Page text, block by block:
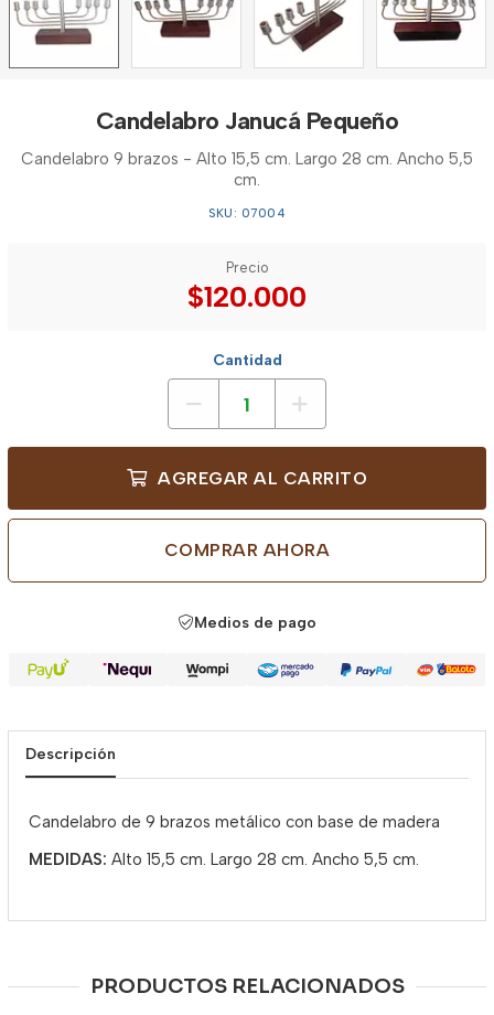
Candelabro Janucá Pequeño
Candelabro 9 brazos - Alto 15,5 cm. Largo 28 cm. Ancho 5,5
cm.
SKU: 07004
Precio
$120.000
Cantidad
AGREGAR AL CARRITO
COMPRAR AHORA
Medios de pago
Descripción
Candelabro de 9 brazos metálico con base de madera
MEDIDAS: Alto 15,5 cm. Largo 28 cm. Ancho 5,5 cm.
PRODUCTOS RELACIONADOS